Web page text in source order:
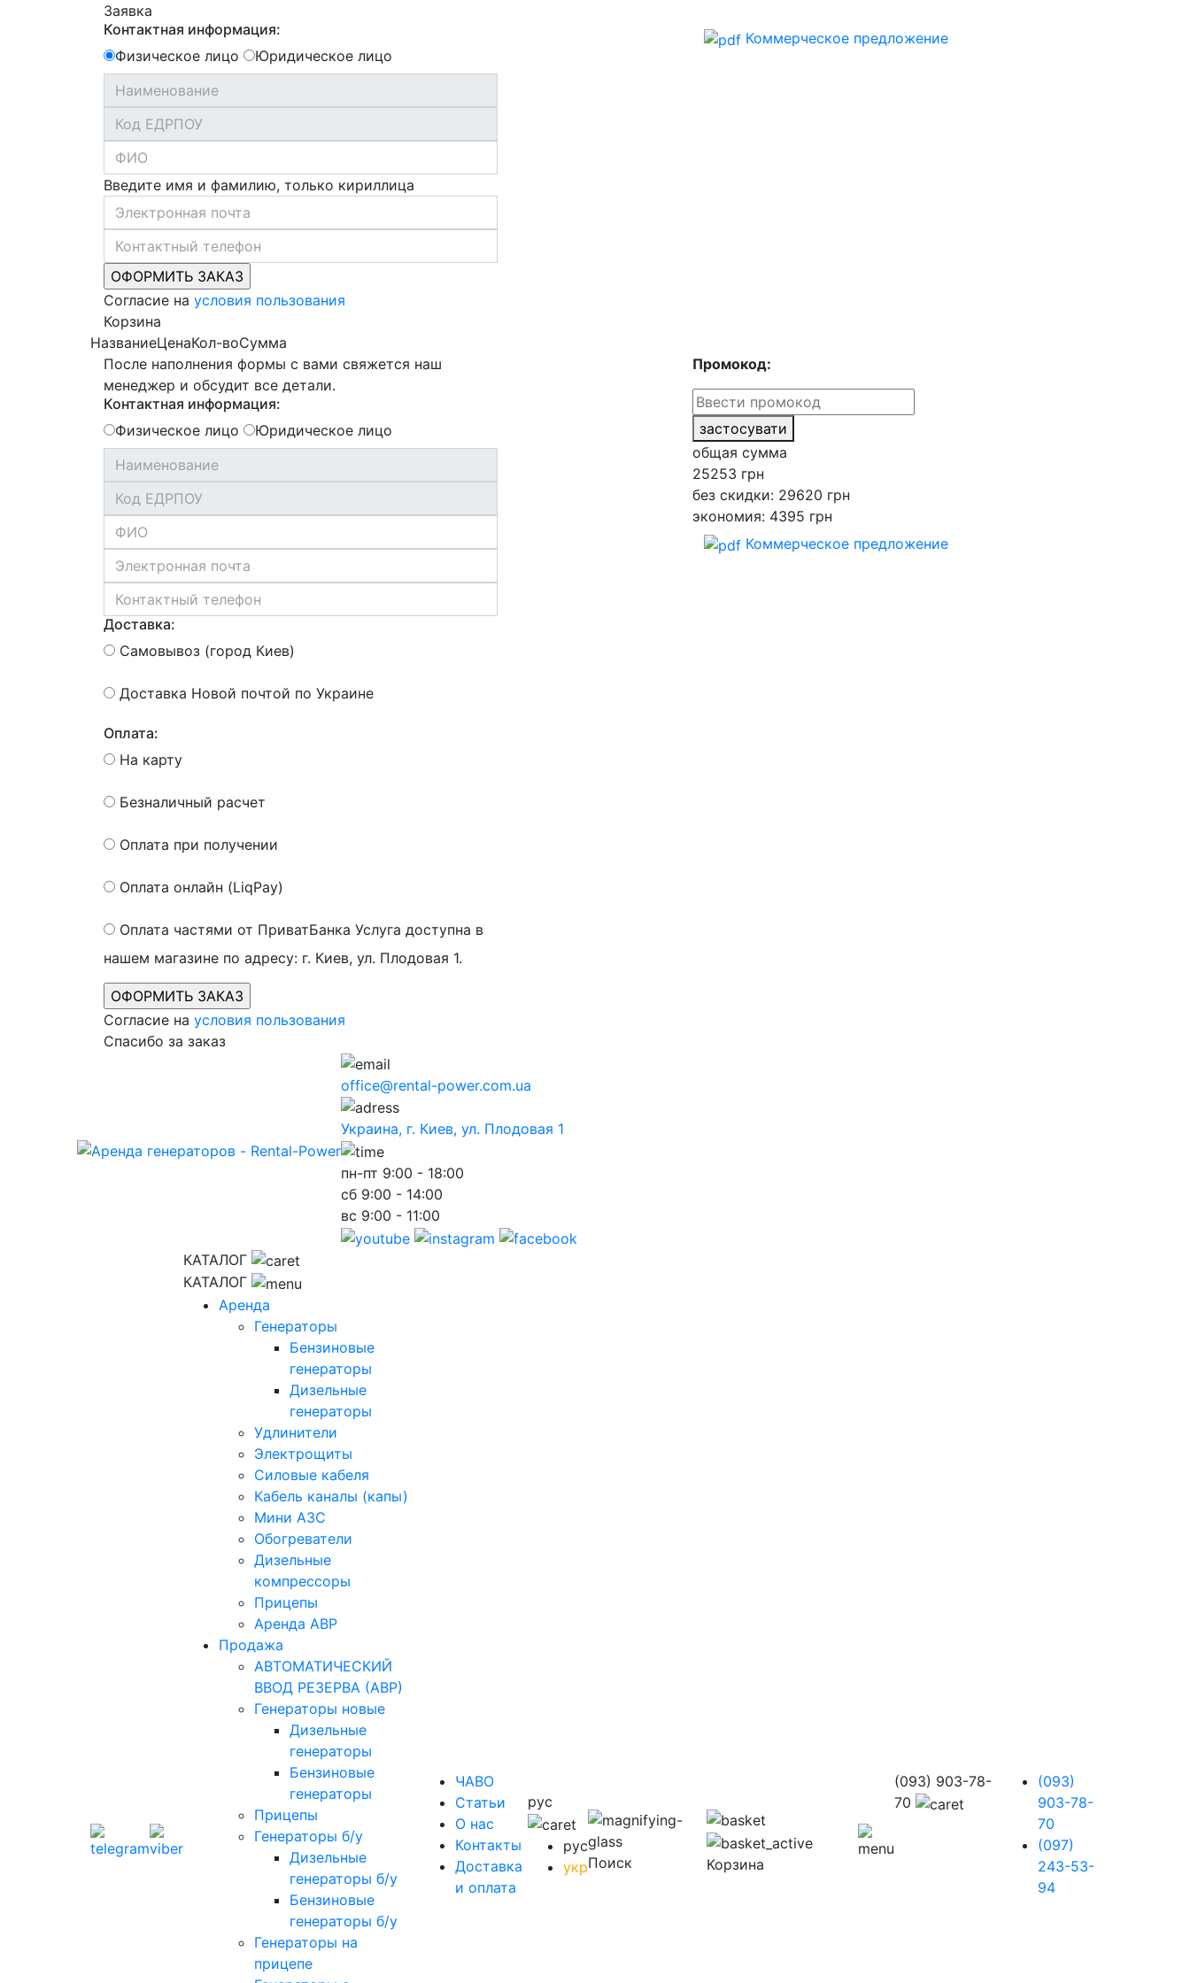
Заявка
Контактная информация:
Физическое лицо
Юридическое лицо
Введите имя и фамилию, только кириллица
Согласие на условия пользования
Коммерческое предложение
Корзина
НазваниеЦенаКол-воСумма
После наполнения формы с вами свяжется наш
менеджер и обсудит все детали.
Контактная информация:
Физическое лицо
Юридическое лицо
Доставка:
Самовывоз (город Киев)
Доставка Новой почтой по Украине
Оплата:
На карту
Безналичный расчет
Оплата при получении
Оплата онлайн (LiqPay)
Оплата частями от ПриватБанка Услуга доступна в
нашем магазине по адресу: г. Киев, ул. Плодовая 1.
Согласие на условия пользования
Промокод:
застосувати
общая сумма
25253 грн
без скидки: 29620 грн
экономия: 4395 грн
Коммерческое предложение
Спасибо за заказ
office@rental-power.com.ua
Украина, г. Киев, ул. Плодовая 1
пн-пт 9:00 - 18:00
сб 9:00 - 14:00
вс 9:00 - 11:00
КАТАЛОГ
КАТАЛОГ
Аренда
Генераторы
Бензиновые
генераторы
Дизельные
генераторы
Удлинители
Электрощиты
Силовые кабеля
Кабель каналы (капы)
Мини АЗС
Обогреватели
Дизельные
компрессоры
Прицепы
Аренда АВР
Продажа
АВТОМАТИЧЕСКИЙ
ВВОД РЕЗЕРВА (АВР)
Генераторы новые
Дизельные
генераторы
Бензиновые
генераторы
Прицепы
Генераторы б/у
Дизельные
генераторы б/у
Бензиновые
генераторы б/у
Генераторы на
прицепе
ЧАВО
Cтатьи
O нас
Контакты
Доставка
и оплата
рус
рус
укрПоиск Корзина
(093) 903-78-
70
(093)
903-78-
70
(097)
243-53-
94